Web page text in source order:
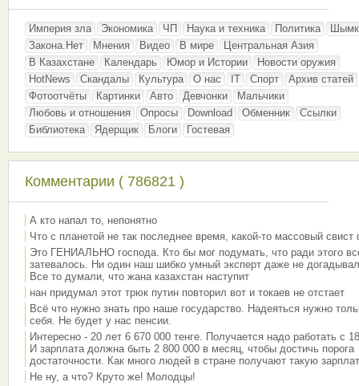
Империя зла Экономика ЧП Наука и техника Политика
Закона.Нет
Мнения Видео В мире
Центральная Азия
В Казахстане
Календарь Юмор и Истории
Новости оружия
HotNews
Скандалы Культура О нас IT Спорт
Архив статей
Фотоотчёты
Картинки Авто Девчонки
Мальчики
Любовь и отношения
Опросы Download Обменник
Ссылки
Библиотека
Ядерщик Блоги Гостевая
Комментарии ( 786821 )
А кто напал то, непонятно
Что с планетой не так последнее время, какой-то массовый свист
Это ГЕНИАЛЬНО господа. Кто бы мог подумать, что ради этого
затевалось. Ни один наш шибко умный эксперт даже не
Все то думали, что жана казахстан наступит
нан придумал этот трюк путин повторил вот и токаев не отстает
Всё что нужно знать про наше государство. Надеяться нужно
себя. Не будет у нас пенсии.
Интересно - 20 лет 6 670 000 тенге. Получается надо работать с
И зарплата должна быть 2 800 000 в месяц, чтобы достичь порога
достаточности. Как много людей в стране получают такую
Не ну, а что? Круто же! Молодцы!